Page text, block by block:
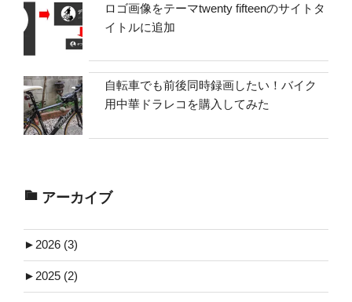
ロゴ画像をテーマtwenty fifteenのサイトタ
イトルに追加
自転車でも前後同時録画したい！バイク
用中華ドラレコを購入してみた
アーカイブ
►2026 (3)
►2025 (2)